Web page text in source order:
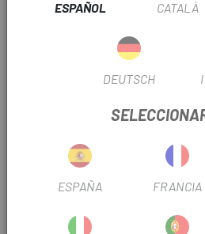
Fabricado con el mismo material
bicicletas de montaña, nuestro
La mejor parte: ¡no hay
ESPAÑOL CATALÀ
DEUTSCH
ESPAÑA FRANCIA